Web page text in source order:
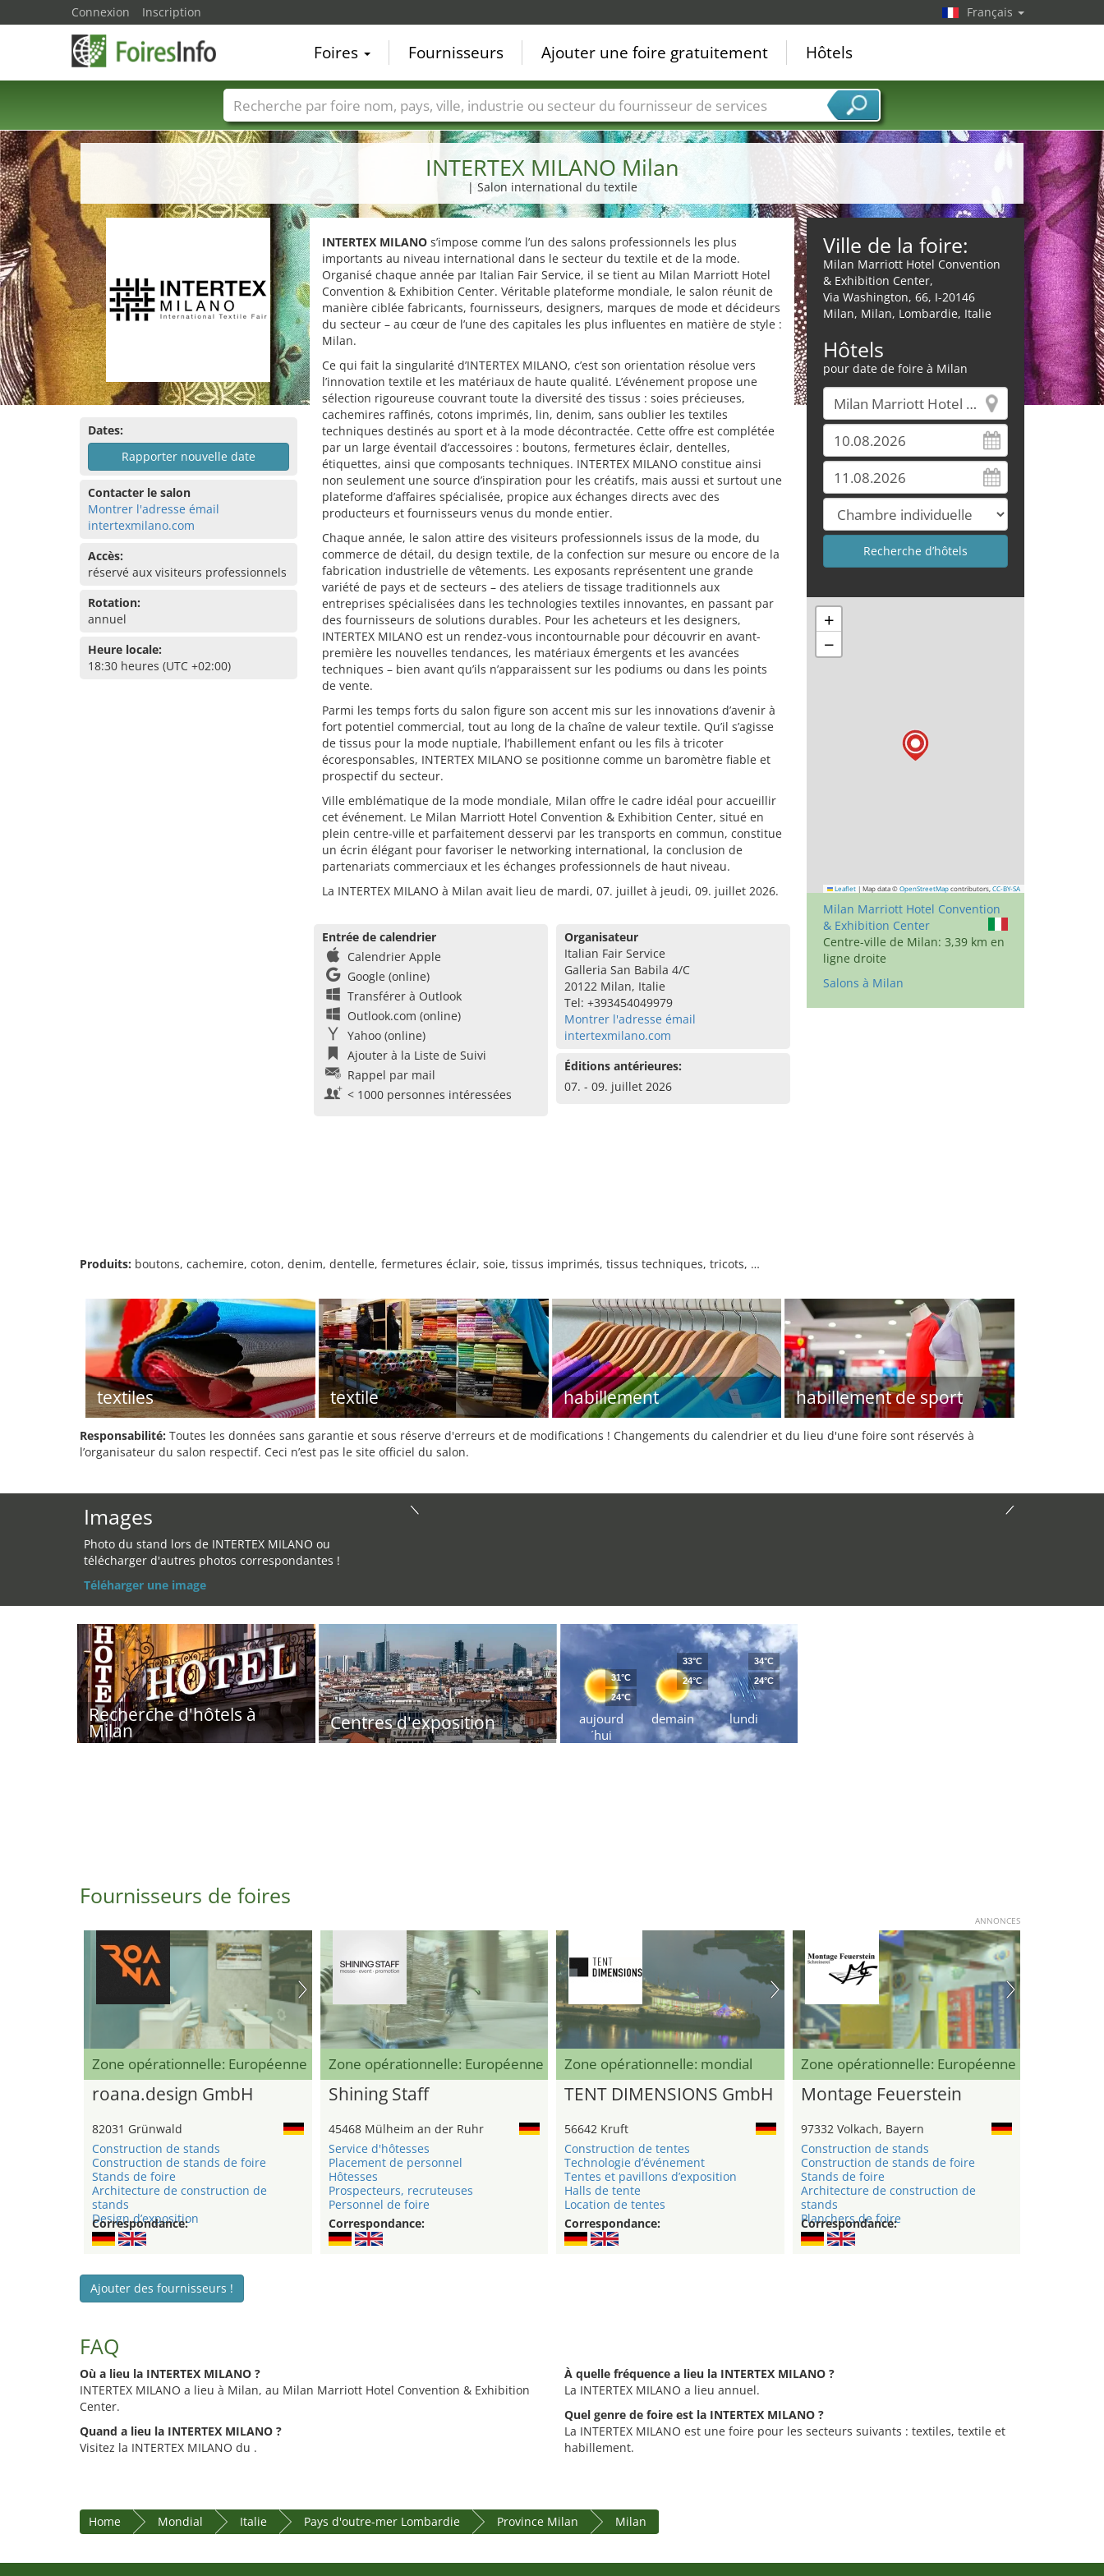
INTERTEX MILANO Milan
| Salon international du textile
Dates:
Rapporter nouvelle date
Contacter le salon
Montrer l'adresse émail
intertexmilano.com
Accès:
réservé aux visiteurs professionnels
Rotation:
annuel
Heure locale:
18:30 heures (UTC +02:00)
INTERTEX MILANOs’impose comme l’un des salons professionnels les plus
importants au niveau international dans le secteur du textile et de la mode.
Organisé chaque année par Italian Fair Service, il se tient au Milan Marriott Hotel
Convention & Exhibition Center. Véritable plateforme mondiale, le salon réunit de
manière ciblée fabricants, fournisseurs, designers, marques de mode et décideurs
du secteur – au cœur de l’une des capitales les plus influentes en matière de style :
Milan.
Ce qui fait la singularité d’INTERTEX MILANO, c’est son orientation résolue vers
l’innovation textile et les matériaux de haute qualité. L’événement propose une
sélection rigoureuse couvrant toute la diversité des tissus : soies précieuses,
cachemires raffinés, cotons imprimés, lin, denim, sans oublier les textiles
techniques destinés au sport et à la mode décontractée. Cette offre est complétée
par un large éventail d’accessoires : boutons, fermetures éclair, dentelles,
étiquettes, ainsi que composants techniques. INTERTEX MILANO constitue ainsi
non seulement une source d’inspiration pour les créatifs, mais aussi et surtout une
plateforme d’affaires spécialisée, propice aux échanges directs avec des
producteurs et fournisseurs venus du monde entier.
Chaque année, le salon attire des visiteurs professionnels issus de la mode, du
commerce de détail, du design textile, de la confection sur mesure ou encore de la
fabrication industrielle de vêtements. Les exposants représentent une grande
variété de pays et de secteurs – des ateliers de tissage traditionnels aux
entreprises spécialisées dans les technologies textiles innovantes, en passant par
des fournisseurs de solutions durables. Pour les acheteurs et les designers,
INTERTEX MILANO est un rendez-vous incontournable pour découvrir en avant-
première les nouvelles tendances, les matériaux émergents et les avancées
techniques – bien avant qu’ils n’apparaissent sur les podiums ou dans les points
de vente.
Parmi les temps forts du salon figure son accent mis sur les innovations d’avenir à
fort potentiel commercial, tout au long de la chaîne de valeur textile. Qu’il s’agisse
de tissus pour la mode nuptiale, l’habillement enfant ou les fils à tricoter
écoresponsables, INTERTEX MILANO se positionne comme un baromètre fiable et
prospectif du secteur.
Ville emblématique de la mode mondiale, Milan offre le cadre idéal pour accueillir
cet événement. Le Milan Marriott Hotel Convention & Exhibition Center, situé en
plein centre-ville et parfaitement desservi par les transports en commun, constitue
un écrin élégant pour favoriser le networking international, la conclusion de
partenariats commerciaux et les échanges professionnels de haut niveau.
La INTERTEX MILANO à Milan avait lieu de mardi, 07. juillet à jeudi, 09. juillet 2026.
Entrée de calendrier
Calendrier Apple
Google (online)
Transférer à Outlook
Outlook.com (online)
Yahoo (online)
Ajouter à la Liste de Suivi
Rappel par mail
< 1000 personnes intéressées
Organisateur
Italian Fair Service
Galleria San Babila 4/C
20122 Milan, Italie
Tel: +393454049979
Montrer l'adresse émail
intertexmilano.com
Éditions antérieures:
07. - 09. juillet 2026
Ville de la foire:
Milan Marriott Hotel Convention
& Exhibition Center,
Via Washington, 66, I-20146
Milan, Milan, Lombardie, Italie
Hôtels
pour date de foire à Milan
+
−
Leaflet | Map data © OpenStreetMap contributors, CC-BY-SA
Milan Marriott Hotel Convention
& Exhibition Center
Centre-ville de Milan: 3,39 km en
ligne droite
Salons à Milan
Produits: boutons, cachemire, coton, denim, dentelle, fermetures éclair, soie, tissus imprimés, tissus techniques, tricots, …
textiles textile habillement habillement de sport
Responsabilité: Toutes les données sans garantie et sous réserve d'erreurs et de modifications ! Changements du calendrier et du lieu d'une foire sont réservés à
l’organisateur du salon respectif. Ceci n’est pas le site officiel du salon.
Images
Photo du stand lors de INTERTEX MILANO ou
télécharger d'autres photos correspondantes !
Téléharger une image
Recherche d'hôtels à
Milan Centres d'exposition
aujourd
´hui
31°C
24°C
demain
33°C
24°C
lundi
34°C
24°C
Fournisseurs de foires
ANNONCES
Zone opérationnelle: Européenne
roana.design GmbH
82031 Grünwald
Construction de stands
Construction de stands de foire
Stands de foire
Architecture de construction de
stands
Design d’exposition
Correspondance:
Zone opérationnelle: Européenne
Shining Staff
45468 Mülheim an der Ruhr
Service d'hôtesses
Placement de personnel
Hôtesses
Prospecteurs, recruteuses
Personnel de foire
Correspondance:
Zone opérationnelle: mondial
TENT DIMENSIONS GmbH
56642 Kruft
Construction de tentes
Technologie d’événement
Tentes et pavillons d’exposition
Halls de tente
Location de tentes
Correspondance:
Zone opérationnelle: Européenne
Montage Feuerstein
97332 Volkach, Bayern
Construction de stands
Construction de stands de foire
Stands de foire
Architecture de construction de
stands
Planchers de foire
Correspondance:
Ajouter des fournisseurs !
FAQ
Où a lieu la INTERTEX MILANO ?
INTERTEX MILANO a lieu à Milan, au Milan Marriott Hotel Convention & Exhibition
Center.
Quand a lieu la INTERTEX MILANO ?
Visitez la INTERTEX MILANO du .
À quelle fréquence a lieu la INTERTEX MILANO ?
La INTERTEX MILANO a lieu annuel.
Quel genre de foire est la INTERTEX MILANO ?
La INTERTEX MILANO est une foire pour les secteurs suivants : textiles, textile et
habillement.
Home Mondial Italie Pays d'outre-mer Lombardie Province Milan Milan
Connexion Inscription Français
Foires Fournisseurs Ajouter une foire gratuitement Hôtels
Foire noms Pays Villes Secteurs de foire Secteurs du fournisseur de services